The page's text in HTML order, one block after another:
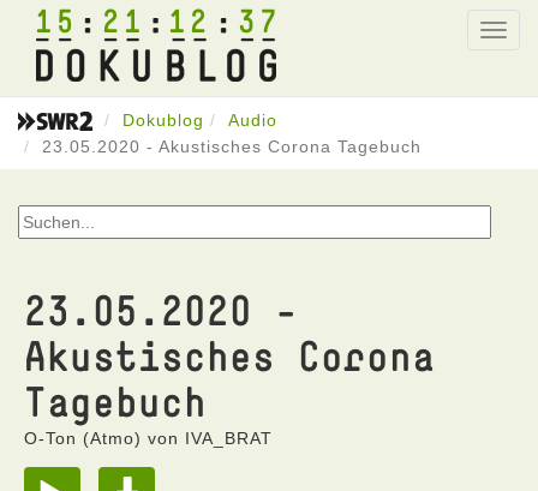
15 21 12 37
Dokublog
Audio
23.05.2020 - Akustisches Corona Tagebuch
23.05.2020 -
Akustisches Corona
Tagebuch
O-Ton (Atmo) von IVA_BRAT